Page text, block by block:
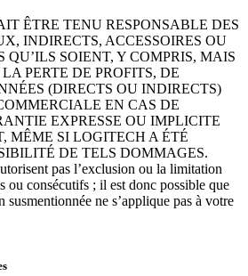
ÊTRE TENU RESPONSABLE DES
INDIRECTS, ACCESSOIRES OU
QU’ILS SOIENT, Y COMPRIS, MAIS
PERTE DE PROFITS, DE
(DIRECTS OU INDIRECTS)
EN CAS DE
EXPRESSE OU IMPLICITE
MÊME SI LOGITECH A ÉTÉ
DE TELS DOMMAGES.
pas l’exclusion ou la limitation
ou consécutifs ; il est donc possible que
ne s’applique pas à votre